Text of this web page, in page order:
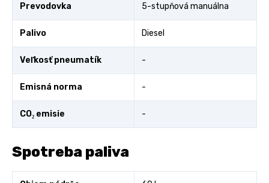
Prevodovka 5-stupňová manuálna
Palivo Diesel
Veľkosť pneumatík -
Emisná norma -
CO₂ emisie -
Spotreba paliva